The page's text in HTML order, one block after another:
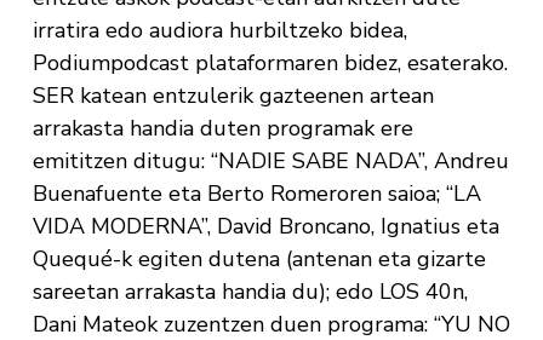
irratira edo audiora hurbiltzeko bidea,
Podiumpodcast plataformaren bidez, esaterako.
SER katean entzulerik gazteenen artean
arrakasta handia duten programak ere
emititzen ditugu: “NADIE SABE NADA”, Andreu
Buenafuente eta Berto Romeroren saioa; “LA
VIDA MODERNA”, David Broncano, Ignatius eta
Quequé-k egiten dutena (antenan eta gizarte
sareetan arrakasta handia du); edo LOS 40n,
Dani Mateok zuzentzen duen programa: “YU NO